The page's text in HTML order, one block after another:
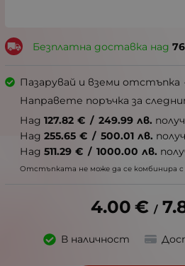
Безплатна доставка над
Пазарувай и вземи отстъпка
Направете поръчка за
Над 127.82 € / 249.99 лв.
Над 255.65 € / 500.01 лв.
Над 511.29 € / 1000.00 лв.
Отстъпката не може да се комбинира с
4.00 € /
В наличност